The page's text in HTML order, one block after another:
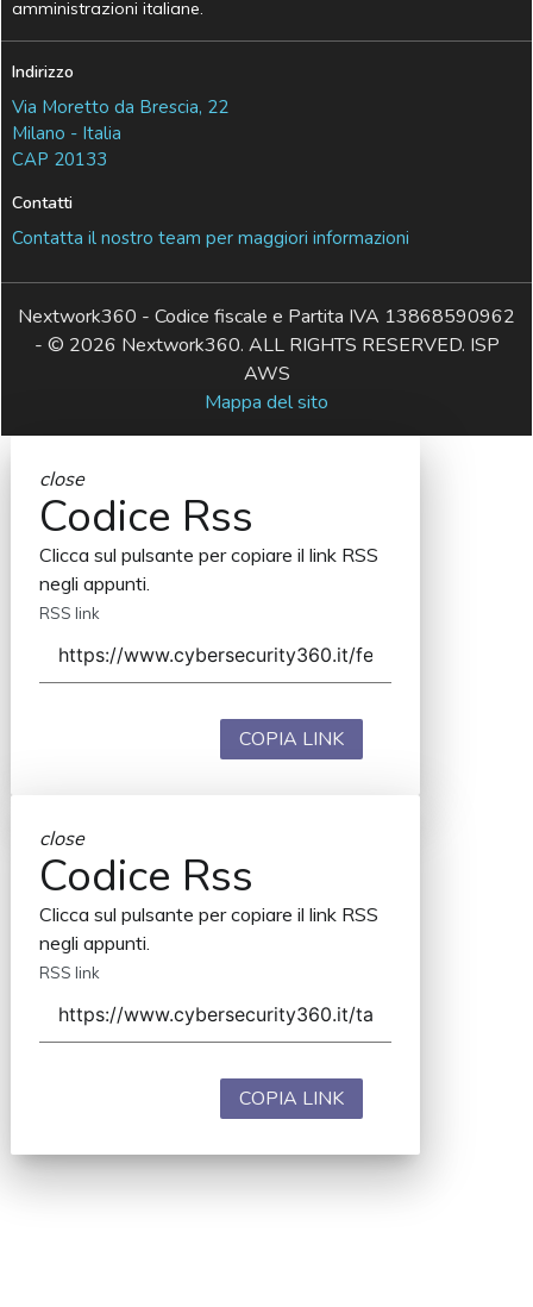
amministrazioni italiane.
Indirizzo
Via Moretto da Brescia, 22
Milano - Italia
CAP 20133
Contatti
Contatta il nostro team per maggiori informazioni
Nextwork360 - Codice fiscale e Partita IVA 13868590962
- © 2026 Nextwork360. ALL RIGHTS RESERVED. ISP
AWS
Mappa del sito
close
Codice Rss
Clicca sul pulsante per copiare il link RSS
negli appunti.
RSS link
COPIA LINK
close
Codice Rss
Clicca sul pulsante per copiare il link RSS
negli appunti.
RSS link
COPIA LINK